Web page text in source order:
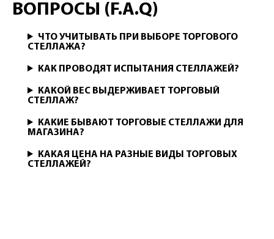
ВОПРОСЫ (F.A.Q)
ЧТО УЧИТЫВАТЬ ПРИ ВЫБОРЕ ТОРГОВОГО
СТЕЛЛАЖА?
КАК ПРОВОДЯТ ИСПЫТАНИЯ СТЕЛЛАЖЕЙ?
КАКОЙ ВЕС ВЫДЕРЖИВАЕТ ТОРГОВЫЙ
СТЕЛЛАЖ?
КАКИЕ БЫВАЮТ ТОРГОВЫЕ СТЕЛЛАЖИ ДЛЯ
МАГАЗИНА?
КАКАЯ ЦЕНА НА РАЗНЫЕ ВИДЫ ТОРГОВЫХ
СТЕЛЛАЖЕЙ?